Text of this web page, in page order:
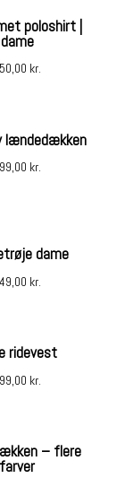
poloshirt |
dame
kr.
lændedækken
kr.
dame
kr.
ridevest
kr.
– flere
farver